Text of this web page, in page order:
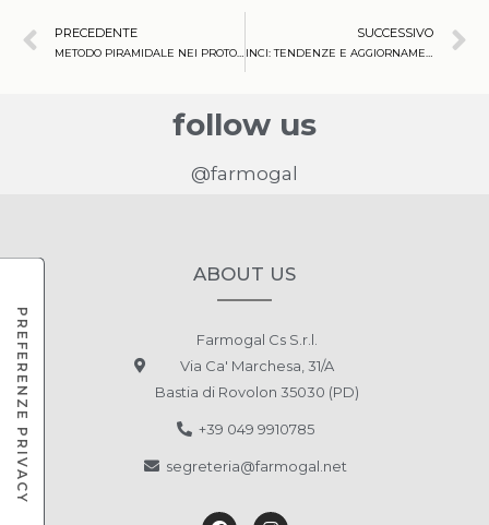
PRECEDENTE SUCCESSIVO
follow us
@farmogal
ABOUT US
Farmogal Cs S.r.l.
Via Ca' Marchesa, 31/A
Bastia di Rovolon 35030 (PD)
+39 049 9910785
segreteria@farmogal.net